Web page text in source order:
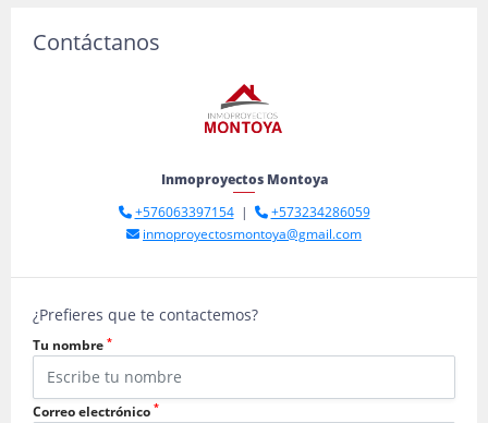
Contáctanos
Inmoproyectos Montoya
+576063397154|
+573234286059
inmoproyectosmontoya@gmail.com
¿Prefieres que te contactemos?
Tu nombre *
Correo electrónico *